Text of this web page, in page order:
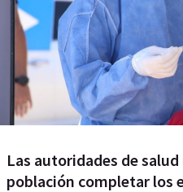
Las autoridades de
población completar los